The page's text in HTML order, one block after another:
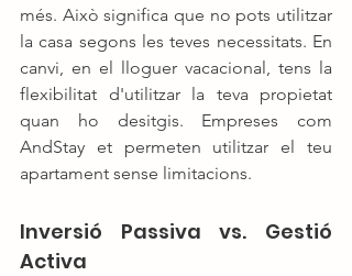
més. Això significa que no pots utilitzar
la casa segons les teves necessitats. En
canvi, en el lloguer vacacional, tens la
flexibilitat d'utilitzar la teva propietat
quan ho desitgis. Empreses com
AndStay et permeten utilitzar el teu
apartament sense limitacions.
Inversió Passiva vs. Gestió
Activa